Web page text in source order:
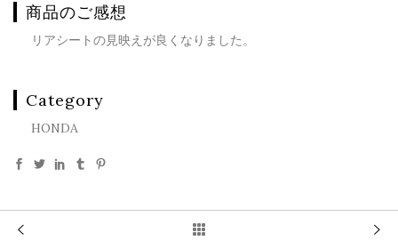
商品のご感想
リアシートの見映えが良くなりました。
Category
HONDA